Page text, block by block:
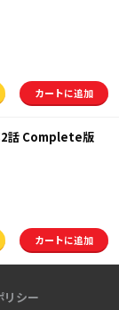
カートに追加
2話 Complete版
カートに追加
リシー